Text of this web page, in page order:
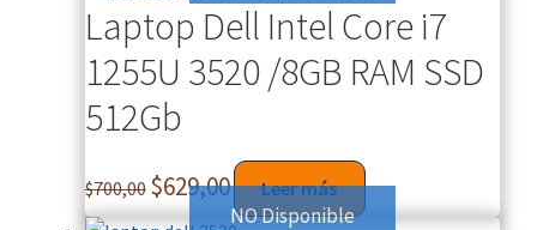
Laptop Dell Intel Core i7
1255U 3520 /8GB RAM SSD
512Gb
$700,00 $629,00 Leer más
NO Disponible